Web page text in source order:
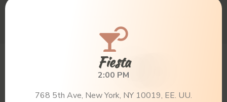
Fiesta
2:00 PM
768 5th Ave, New York, NY 10019, EE. UU.